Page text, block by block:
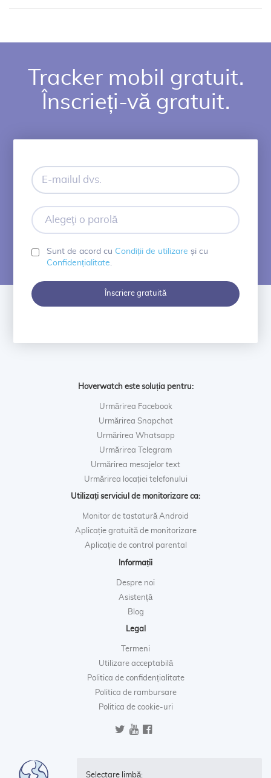
Tracker mobil gratuit.
Înscrieți-vă gratuit.
dvs.
parolă
Sunt de acord cu Condiții de utilizare și cu
Confidențialitate
Înscriere gratuită
Hoverwatch este soluția pentru:
Urmărirea Facebook
Urmărirea Snapchat
Urmărirea Whatsapp
Urmărirea Telegram
Urmărirea mesajelor text
Urmărirea locației telefonului
Utilizați serviciul de monitorizare ca:
Monitor de tastatură Android
Aplicație gratuită de monitorizare
Aplicație de control parental
Informații
Despre noi
Asistență
Blog
Legal
Termeni
Utilizare acceptabilă
Politica de confidențialitate
Politica de rambursare
Politica de cookie-uri
Selectare limbă: